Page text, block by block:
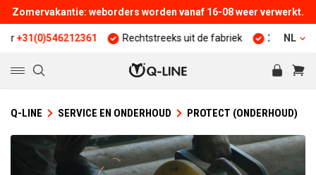
Zomervakantie: weborders worden vanaf 16-08 weer verwerkt.
Rechtstreeks uit de fabriek 25 jaar ervaring
NL
Q-LINE SERVICE EN ONDERHOUD PROTECT (ONDERHOUD)